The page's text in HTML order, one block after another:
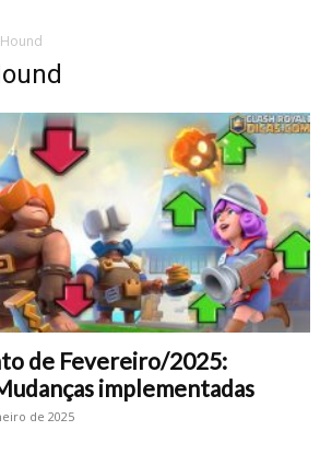
de Fevereiro/2025:
implementadas
de 2025